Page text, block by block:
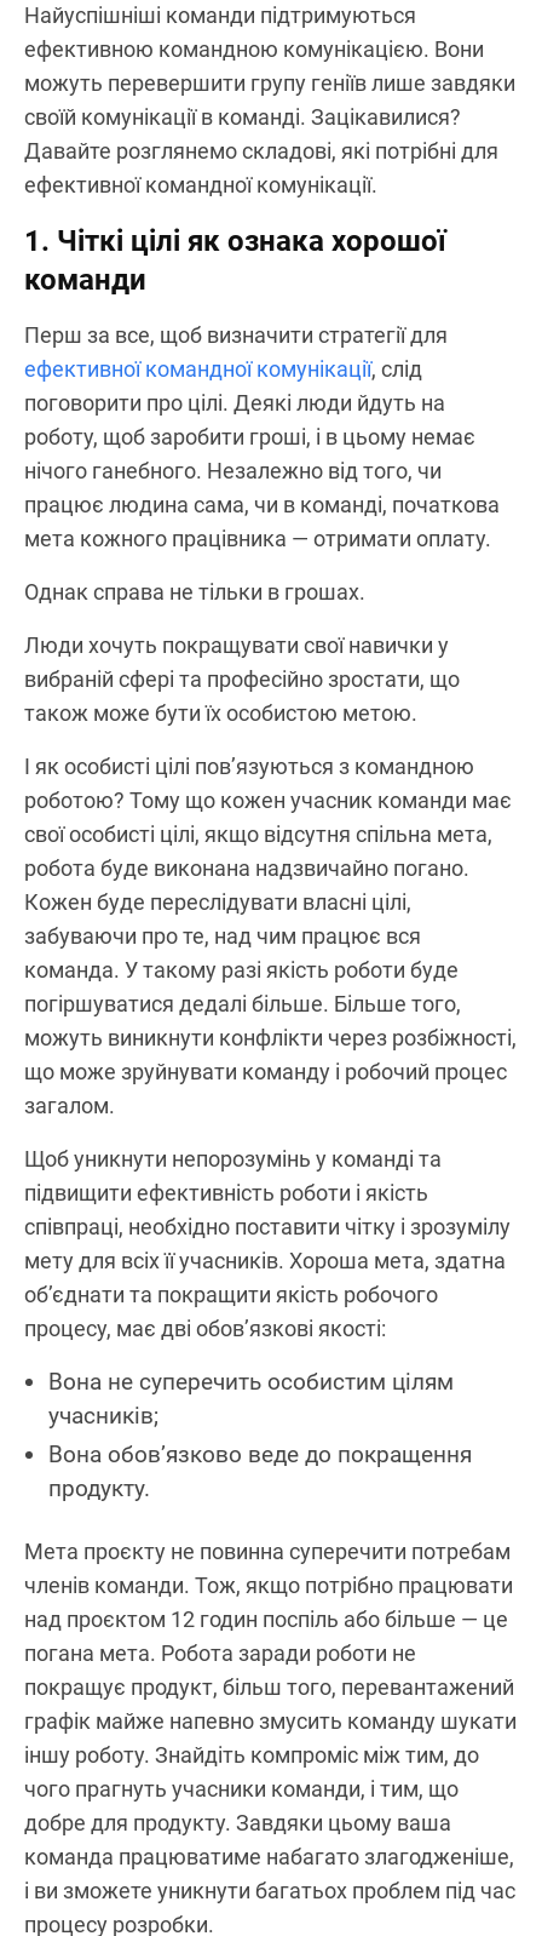
Найуспішніші команди підтримуються
ефективною командною комунікацією. Вони
можуть перевершити групу геніїв лише завдяки
своїй комунікації в команді. Зацікавилися?
Давайте розглянемо складові, які потрібні для
ефективної командної комунікації.
1. Чіткі цілі як ознака хорошої
команди
Перш за все, щоб визначити стратегії для
ефективної командної комунікації, слід
поговорити про цілі. Деякі люди йдуть на
роботу, щоб заробити гроші, і в цьому немає
нічого ганебного. Незалежно від того, чи
працює людина сама, чи в команді, початкова
мета кожного працівника — отримати оплату.
Однак справа не тільки в грошах.
Люди хочуть покращувати свої навички у
вибраній сфері та професійно зростати, що
також може бути їх особистою метою.
І як особисті цілі пов’язуються з командною
роботою? Тому що кожен учасник команди має
свої особисті цілі, якщо відсутня спільна мета,
робота буде виконана надзвичайно погано.
Кожен буде переслідувати власні цілі,
забуваючи про те, над чим працює вся
команда. У такому разі якість роботи буде
погіршуватися дедалі більше. Більше того,
можуть виникнути конфлікти через розбіжності,
що може зруйнувати команду і робочий процес
загалом.
Щоб уникнути непорозумінь у команді та
підвищити ефективність роботи і якість
співпраці, необхідно поставити чітку і зрозумілу
мету для всіх її учасників. Хороша мета, здатна
об’єднати та покращити якість робочого
процесу, має дві обов’язкові якості:
Вона не суперечить особистим цілям
учасників;
Вона обов’язково веде до покращення
продукту.
Мета проєкту не повинна суперечити потребам
членів команди. Тож, якщо потрібно працювати
над проєктом 12 годин поспіль або більше — це
погана мета. Робота заради роботи не
покращує продукт, більш того, перевантажений
графік майже напевно змусить команду шукати
іншу роботу. Знайдіть компроміс між тим, до
чого прагнуть учасники команди, і тим, що
добре для продукту. Завдяки цьому ваша
команда працюватиме набагато злагодженіше,
і ви зможете уникнути багатьох проблем під час
процесу розробки.